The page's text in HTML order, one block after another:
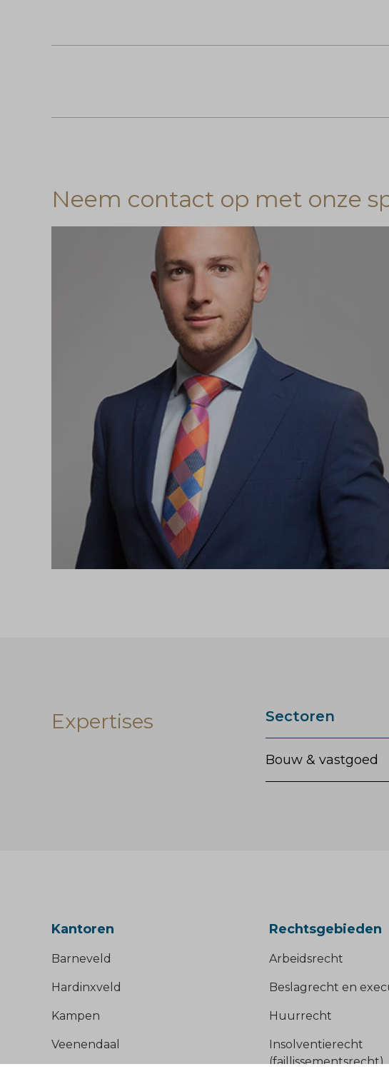
Neem contact op met onze
Expertises Sectoren
Bouw & vastgoed
Kantoren
Barneveld
Hardinxveld
Kampen
Veenendaal
Rechtsgebieden
Arbeidsrecht
Beslagrecht en
Huurrecht
Insolventierecht
(faillissementsrecht)